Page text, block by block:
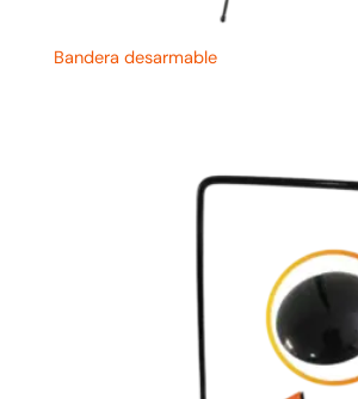
Bandera desarmable